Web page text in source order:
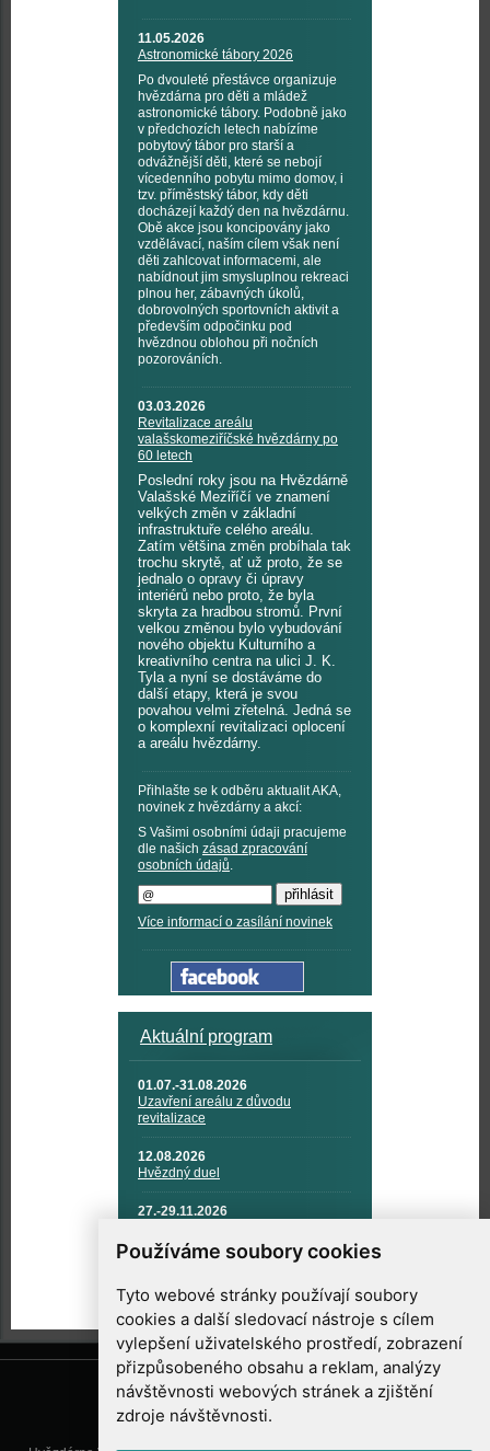
Používáme soubory cookies
Tyto webové stránky používají soubory
cookies a další sledovací nástroje s cílem
vylepšení uživatelského prostředí, zobrazení
přizpůsobeného obsahu a reklam, analýzy
návštěvnosti webových stránek a zjištění
zdroje návštěvnosti.
11.05.2026
Astronomické tábory 2026
Po dvouleté přestávce organizuje
hvězdárna pro děti a mládež
astronomické tábory. Podobně jako
v předchozích letech nabízíme
pobytový tábor pro starší a
odvážnější děti, které se nebojí
vícedenního pobytu mimo domov, i
tzv. příměstský tábor, kdy děti
docházejí každý den na hvězdárnu.
Obě akce jsou koncipovány jako
vzdělávací, naším cílem však není
děti zahlcovat informacemi, ale
nabídnout jim smysluplnou rekreaci
plnou her, zábavných úkolů,
dobrovolných sportovních aktivit a
především odpočinku pod
hvězdnou oblohou při nočních
pozorováních.
03.03.2026
Revitalizace areálu
valašskomeziříčské hvězdárny po
60 letech
Poslední roky jsou na Hvězdárně
Valašské Meziříčí ve znamení
velkých změn v základní
infrastruktuře celého areálu.
Zatím většina změn probíhala tak
trochu skrytě, ať už proto, že se
jednalo o opravy či úpravy
interiérů nebo proto, že byla
skryta za hradbou stromů. První
velkou změnou bylo vybudování
nového objektu Kulturního a
kreativního centra na ulici J. K.
Tyla a nyní se dostáváme do
další etapy, která je svou
povahou velmi zřetelná. Jedná se
o komplexní revitalizaci oplocení
a areálu hvězdárny.
Přihlašte se k odběru aktualit AKA,
novinek z hvězdárny a akcí:
S Vašimi osobními údaji pracujeme
dle našich zásad zpracování
osobních údajů.
Více informací o zasílání novinek
Aktuální program
01.07.-31.08.2026
Uzavření areálu z důvodu
revitalizace
12.08.2026
Hvězdný duel
27.-29.11.2026
TECHNIKA A KOSMICKÉ
TECHNOLOGIE